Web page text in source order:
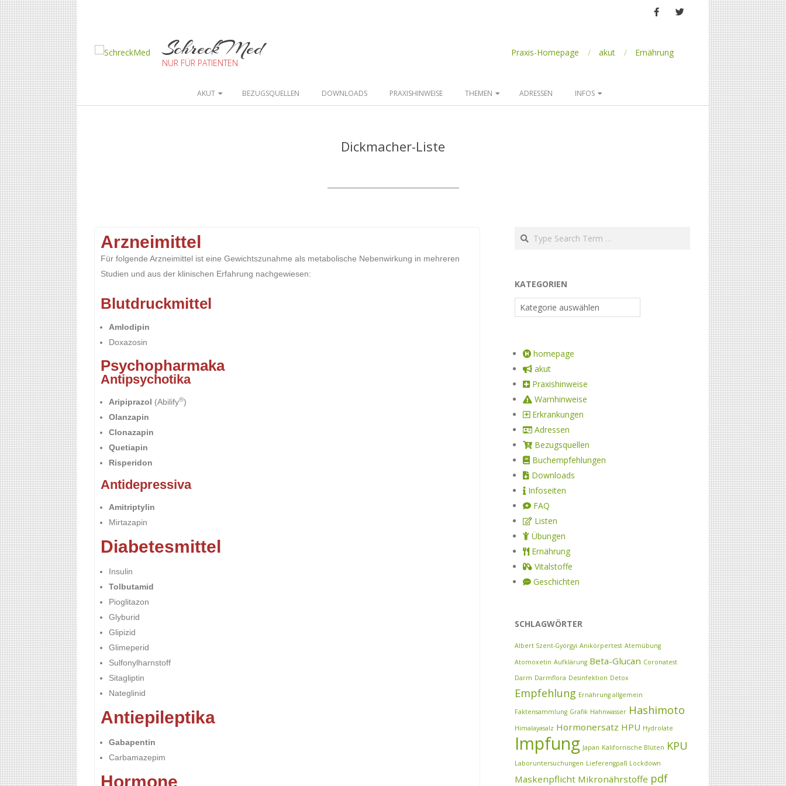
SchreckMed
NUR FÜR PATIENTEN
Praxis-Homepage akut Ernährung
AKUT BEZUGSQUELLEN DOWNLOADS PRAXISHINWEISE THEMEN ADRESSEN INFOS
Dickmacher-Liste
Arzneimittel
Für folgende Arzneimittel ist eine Gewichtszunahme als metabolische Nebenwirkung in mehreren
Studien und aus der klinischen Erfahrung nachgewiesen:
Blutdruckmittel
Amlodipin
Doxazosin
Psychopharmaka
Antipsychotika
Aripiprazol (Abilify®)
Olanzapin
Clonazapin
Quetiapin
Risperidon
Antidepressiva
Amitriptylin
Mirtazapin
Diabetesmittel
Insulin
Tolbutamid
Pioglitazon
Glyburid
Glipizid
Glimeperid
Sulfonylharnstoff
Sitagliptin
Nateglinid
Antiepileptika
Gabapentin
Carbamazepim
Hormone
KATEGORIEN
homepage
akut
Praxishinweise
Warnhinweise
Erkrankungen
Adressen
Bezugsquellen
Buchempfehlungen
Downloads
Infoseiten
FAQ
Listen
Übungen
Ernährung
Vitalstoffe
Geschichten
SCHLAGWÖRTER
Albert Szent-Györgyi Anikörpertest Atemübung
Atomoxetin Aufklärung Beta-Glucan Coronatest
Darm Darmflora Desinfektion Detox
Empfehlung Ernährung allgemein
Faktensammlung Grafik Hahnwasser Hashimoto
Himalayasalz Hormonersatz HPU Hydrolate
Impfung Japan Kalifornische Blüten KPU
Laboruntersuchungen Lieferengpaß Lockdown
Maskenpflicht Mikronährstoffe pdf